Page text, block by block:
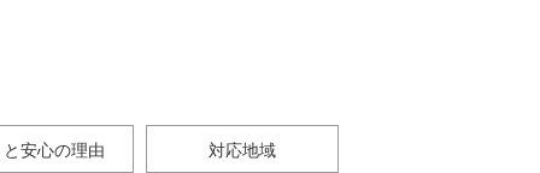
安心の理由 対応地域